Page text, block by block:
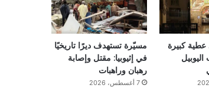
كبيرة
مسيّرة تستهدف ديرًا تاريخيًا
في إثيوبيا: مقتل وإصابة
رهبان وراهبات
7 أغسطس، 2026